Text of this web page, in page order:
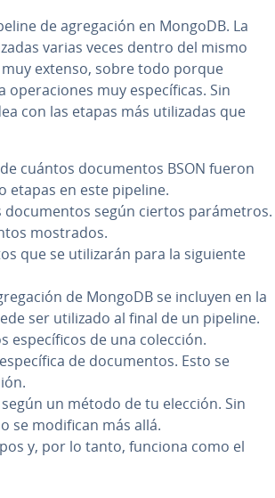
de agre­ga­ción en MongoDB. La
varias veces dentro del mismo
extenso, sobre todo porque
ope­ra­cio­nes muy es­pe­cí­fi­cas. Sin
con las etapas más uti­li­za­das que
cuántos do­cu­me­n­tos BSON fueron
etapas en este pipeline.
do­cu­me­n­tos según ciertos pa­rá­me­tros.
mostrados.
que se uti­li­za­rán para la siguiente
de MongoDB se incluyen en la
ser utilizado al final de un pipeline.
es­pe­cí­fi­cos de una colección.
de do­cu­me­n­tos. Esto se
un método de tu elección. Sin
se modifican más allá.
y, por lo tanto, funciona como el